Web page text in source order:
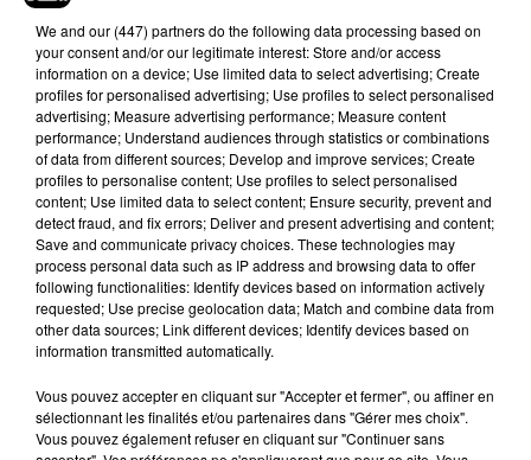
Freeze Corleone quand il apparaît dans la vidéo de Maskey
pic.twitter.com/ifHYzr3ZkR
— L2k �xR� (@RoiL2k)January 26, 2021
Maskey est trop fort.pic.twitter.com/jOfkgqoaqA
— Gadout (@Doutga)January 26, 2021
Allez c’est bon c’est la meilleure video de 2021 merci
Maskey pour les travauxpic.twitter.com/9ERif4gFP6
— 140 BPM 2 �R:️�x� (@Kushimeikato_93) January
26, 2021
Hip-Hop News
We and our (447) partnersdo the following data processing based on
your consent and/or our legitimate interest: Store and/or access
information on a device; Use limited data to select advertising; Create
profiles for personalised advertising; Use profiles to select personalised
advertising; Measure advertising performance; Measure content
performance; Understand audiences through statistics or combinations
of data from different sources; Develop and improve services; Create
profiles to personalise content; Use profiles to select personalised
content; Use limited data to select content; Ensure security, prevent and
detect fraud, and fix errors; Deliver and present advertising and content;
Save and communicate privacy choices. These technologies may
process personal data such as IP address and browsing data to offer
following functionalities: Identify devices based on information actively
requested; Use precise geolocation data; Match and combine data from
other data sources; Link different devices; Identify devices based on
information transmitted automatically.
Vous pouvez accepter en cliquant sur "Accepter et fermer", ou affiner en
sélectionnant les finalités et/ou partenaires dans "Gérer mes choix".
Vous pouvez également refuser en cliquant sur "Continuer sans